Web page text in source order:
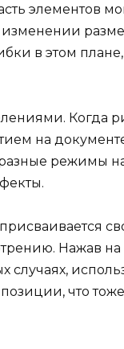
элементов
в этом
Когда
на
режимы
Нажав
случаях,
что